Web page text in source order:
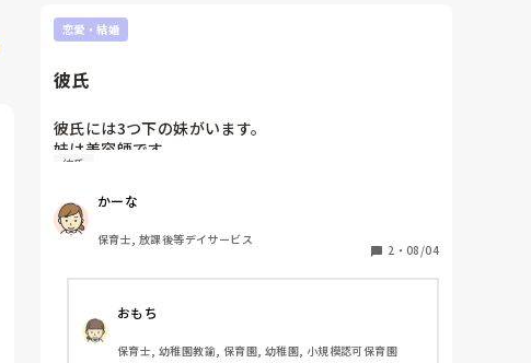
恋愛・結婚
彼氏
彼氏には3つ下の妹がいます。
妹は美容師です。
彼氏は毎回妹の美容院へ行きます。
なんか私は嫌です。
みなさんは何も思いませんか？
彼氏
かーな
保育士, 放課後等デイサービス
2 ・ 08/04
おもち
保育士, 幼稚園教諭, 保育園, 幼稚園, 小規模認可保育園